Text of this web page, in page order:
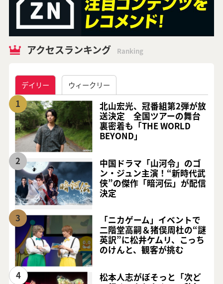
アクセスランキング Ranking
デイリー ウィークリー
1
北山宏光、冠番組第2弾が放
送決定 全国ツアーの舞台
裏密着も「THE WORLD
BEYOND」
2
中国ドラマ「山河令」のゴ
ン・ジュン主演！“新時代武
侠”の傑作「暗河伝」が配信
決定
3
「ニカゲーム」イベントで
二階堂高嗣＆猪俣周杜の“謎
英訳”に松井ケムリ、こっち
のけんと、観客が挑む
4
松本人志がぼそっと「次ど